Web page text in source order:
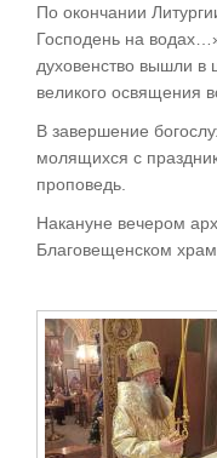
По окончании
Господень на
духовенство вышли в
великого освящения
В завершение
молящихся с
проповедь.
Накануне вечером
Благовещенском